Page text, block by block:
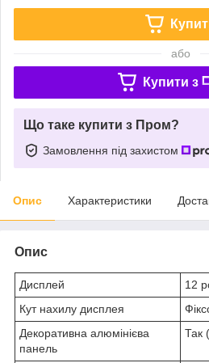
або
Купити з
Що таке купити з Пром?
Замовлення під захистом
Опис Характеристики
Опис
Дисплей
12
Кут нахилу дисплея
Декоративна алюмінієва
панель
Так